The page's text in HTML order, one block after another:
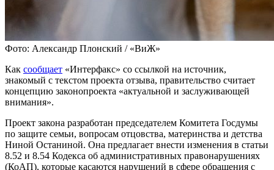
Фото: Александр Плонский / «ВиЖ»
Как сообщает «Интерфакс» со ссылкой на источник,
знакомый с текстом проекта отзыва, правительство считает
концепцию законопроекта «актуальной и заслуживающей
внимания».
Проект закона разработан председателем Комитета Госдумы
по защите семьи, вопросам отцовства, материнства и детства
Ниной Останиной. Она предлагает внести изменения в статьи
8.52 и 8.54 Кодекса об административных правонарушениях
(КоАП), которые касаются нарушений в сфере обращения с